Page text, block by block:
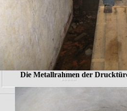
Die Metallrahmen der